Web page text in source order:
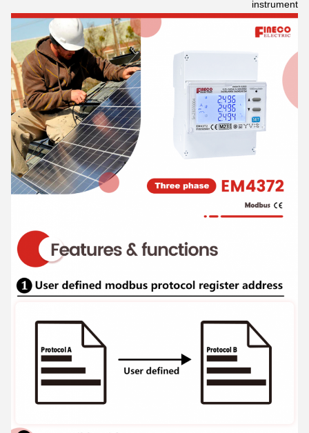
instrumento